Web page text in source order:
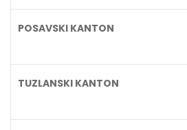
POSAVSKI KANTON
TUZLANSKI KANTON